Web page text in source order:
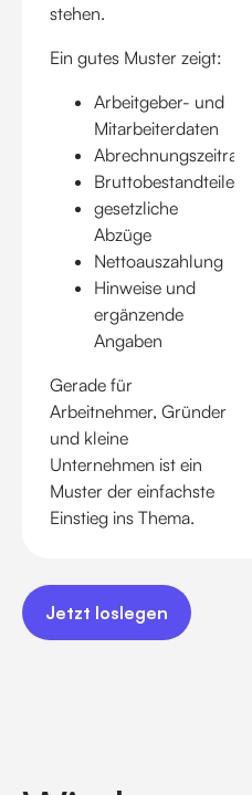
stehen.
Ein gutes Muster zeigt:
Arbeitgeber- und
Mitarbeiterdaten
Abrechnungszeitraum
Bruttobestandteile
gesetzliche
Abzüge
Nettoauszahlung
Hinweise und
ergänzende
Angaben
Gerade für
Arbeitnehmer, Gründer
und kleine
Unternehmen ist ein
Muster der einfachste
Einstieg ins Thema.
Jetzt loslegen
Jetzt loslegen